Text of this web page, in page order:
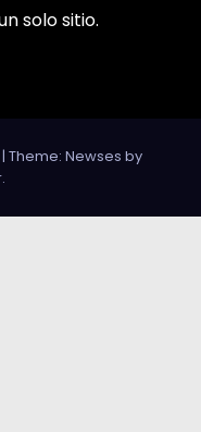
solo sitio.
| Theme: Newses by
.